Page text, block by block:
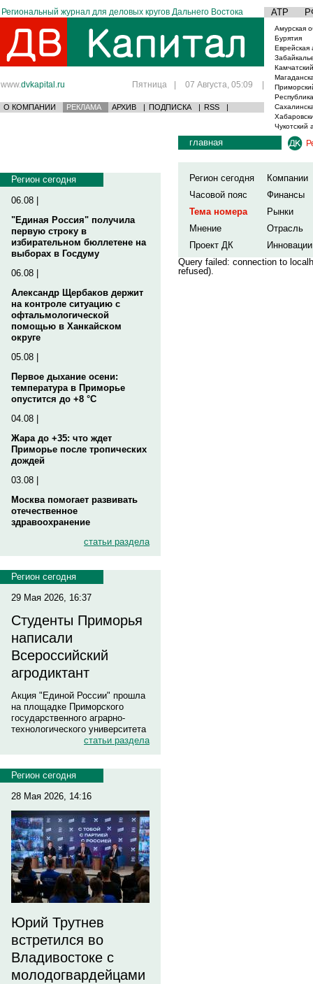
Региональный журнал для деловых кругов Дальнего Востока АТР
www.dvkapital.ru Пятница | 07 Августа, 05:09 |
О КОМПАНИИ РЕКЛАМА АРХИВ | ПОДПИСКА | RSS |
Амурская
Бурятия
Еврейская
Чукотский
Регион сегодня
06.08 |
"Единая Россия" получила
первую строку в
избирательном бюллетене на
выборах в Госдуму
06.08 |
Александр Щербаков держит
на контроле ситуацию с
офтальмологической
помощью в Ханкайском
округе
05.08 |
Первое дыхание осени:
температура в Приморье
опустится до +8 °C
04.08 |
Жара до +35: что ждет
Приморье после тропических
дождей
03.08 |
Москва помогает развивать
отечественное
здравоохранение
статьи раздела
Регион сегодня
29 Мая 2026, 16:37
Студенты Приморья
написали
Всероссийский
агродиктант
Акция "Единой России" прошла
на площадке Приморского
государственного аграрно-
технологического университета
статьи раздела
Регион сегодня
28 Мая 2026, 14:16
Юрий Трутнев
встретился во
Владивостоке с
молодогвардейцами
главная
Регион сегодня
Компании
Часовой пояс
Финансы
Тема номера
Рынки
Мнение
Отрасль
Проект ДК
Инновации
Query failed: connection to
refused).